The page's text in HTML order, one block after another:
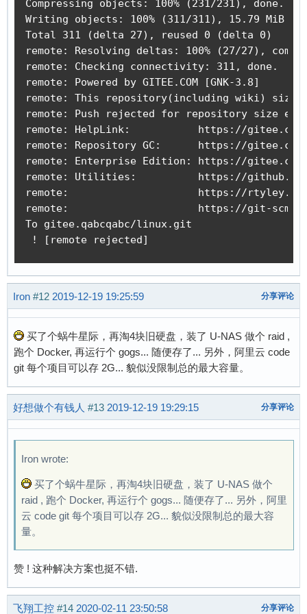
Compressing objects: 100% (231/231), done.
Writing objects: 100% (311/311), 15.79 MiB |
Total 311 (delta 27), reused 0 (delta 0)
remote: Resolving deltas: 100% (27/27),
remote: Checking connectivity: 311, done.
remote: Powered by GITEE.COM [GNK-3.8]
remote: This repository(including wiki) size
remote: Push rejected for repository size
remote: HelpLink:           https://
remote: Repository GC:      https://
remote: Enterprise Edition: https://gitee.com/
remote: Utilities:          https://
remote:                     https://
remote:                     https://git-
To gitee.qabcqabc/linux.git
! [remote rejected]
Iron #12 2019-12-19 19:25:59 分享评论
买了个蜗牛星际，再淘4块旧硬盘，装了 U-NAS 做个 raid ,
跑个 Docker, 再运行个 gogs... 随便存了... 另外，阿里云 code
git 每个项目可以存 2G... 貌似没限制总的最大容量。
好想做个有钱人 #13 2019-12-19 19:29:15 分享评论
Iron wrote:
买了个蜗牛星际，再淘4块旧硬盘，装了 U-NAS 做个
raid , 跑个 Docker, 再运行个 gogs... 随便存了... 另外，阿里
云 code git 每个项目可以存 2G... 貌似没限制总的最大容
量。
赞 ! 这种解决方案也挺不错.
飞翔工控 #14 2020-02-11 23:50:58 分享评论